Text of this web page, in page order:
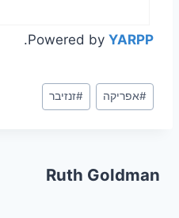
Powered by YARPP
.
Post
Tags:
#אפריקה #זנזיבר
Ruth Goldman